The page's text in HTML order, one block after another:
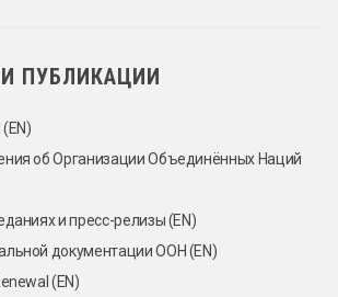
ПУБЛИКАЦИИ
об Организации Объединённых Наций
и пресс-релизы (EN)
документации ООН (EN)
(EN)